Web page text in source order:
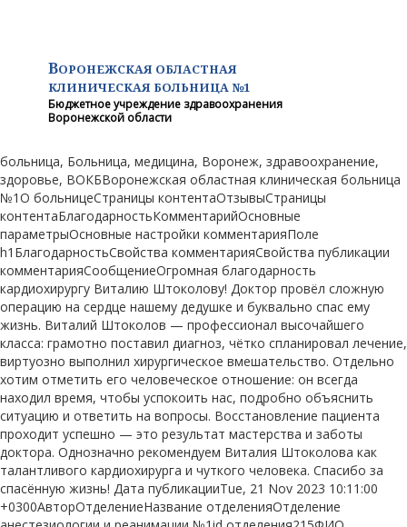
ВОРОНЕЖСКАЯ ОБЛАСТНАЯ
КЛИНИЧЕСКАЯ БОЛЬНИЦА №1
Бюджетное учреждение здравоохранения
Воронежской области
больница, Больница, медицина, Воронеж, здравоохранение,
здоровье, ВОКБВоронежская областная клиническая больница
№1О больницеСтраницы контентаОтзывыСтраницы
контентаБлагодарностьКомментарийОсновные
параметрыОсновные настройки комментарияПоле
h1БлагодарностьСвойства комментарияСвойства публикации
комментарияСообщениеОгромная благодарность
кардиохирургу Виталию Штоколову! Доктор провёл сложную
операцию на сердце нашему дедушке и буквально спас ему
жизнь. Виталий Штоколов — профессионал высочайшего
класса: грамотно поставил диагноз, чётко спланировал лечение,
виртуозно выполнил хирургическое вмешательство. Отдельно
хотим отметить его человеческое отношение: он всегда
находил время, чтобы успокоить нас, подробно объяснить
ситуацию и ответить на вопросы. Восстановление пациента
проходит успешно — это результат мастерства и заботы
доктора. Однозначно рекомендуем Виталия Штоколова как
талантливого кардиохирурга и чуткого человека. Спасибо за
спасённую жизнь! Дата публикацииTue, 21 Nov 2023 10:11:00
+0300АвторОтделениеНазвание отделенияОтделение